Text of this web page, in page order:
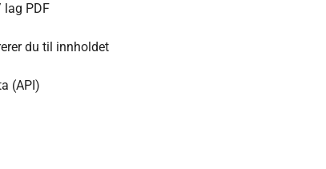
lag PDF
du til innholdet
(API)